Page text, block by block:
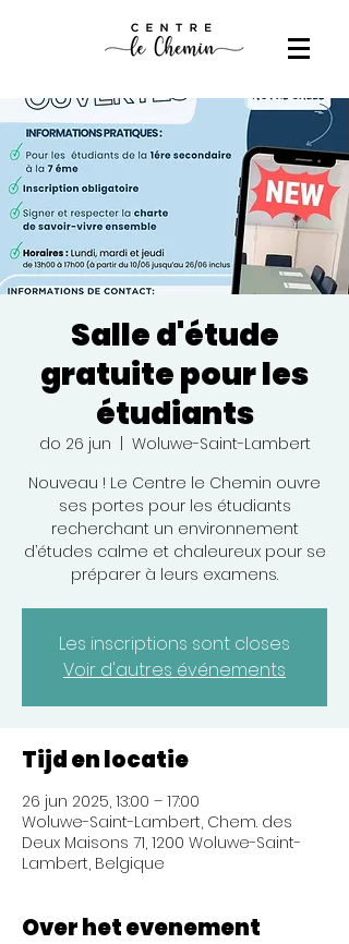
Salle d'étude
gratuite pour les
étudiants
do 26 jun
Woluwe-Saint-Lambert
Nouveau ! Le Centre le Chemin ouvre
ses portes pour les étudiants
recherchant un environnement
d’études calme et chaleureux pour se
préparer à leurs examens.
Les inscriptions sont closes
Voir d'autres événements
Tijd en locatie
26 jun 2025, 13:00 – 17:00
Woluwe-Saint-Lambert, Chem. des
Deux Maisons 71, 1200 Woluwe-Saint-
Lambert, Belgique
Over het evenement